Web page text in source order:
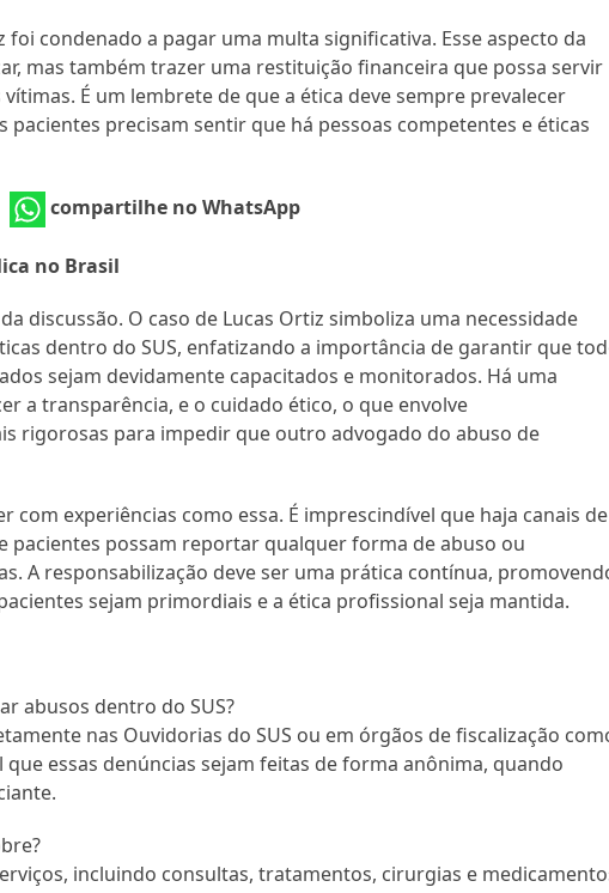
foi condenado a pagar uma multa significativa. Esse aspecto da
mas também trazer uma restituição financeira que possa servir
É um lembrete de que a ética deve sempre prevalecer
precisam sentir que há pessoas competentes e éticas
compartilhe no WhatsApp
no Brasil
discussão. O caso de Lucas Ortiz simboliza uma necessidade
dentro do SUS, enfatizando a importância de garantir que
sejam devidamente capacitados e monitorados. Há uma
a transparência, e o cuidado ético, o que envolve
rigorosas para impedir que outro advogado do abuso de
com experiências como essa. É imprescindível que haja canais de
pacientes possam reportar qualquer forma de abuso ou
A responsabilização deve ser uma prática contínua,
sejam primordiais e a ética profissional seja mantida.
abusos dentro do SUS?
nas Ouvidorias do SUS ou em órgãos de fiscalização
essas denúncias sejam feitas de forma anônima, quando
incluindo consultas, tratamentos, cirurgias e